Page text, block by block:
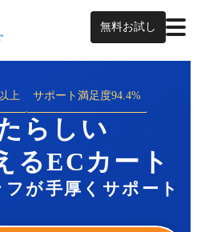
無料お試し
上 サポート満足度94.4%
らしい
るECカート
が手厚くサポート